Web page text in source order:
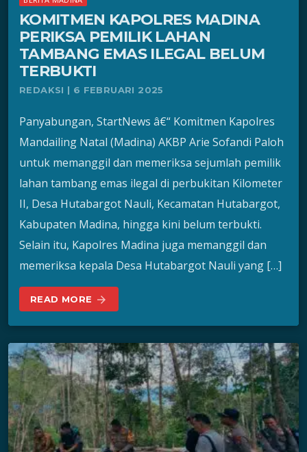
KOMITMEN KAPOLRES MADINA
PERIKSA PEMILIK LAHAN
TAMBANG EMAS ILEGAL BELUM
TERBUKTI
REDAKSI | 6 FEBRUARI 2025
Panyabungan, StartNews â€“ Komitmen Kapolres
Mandailing Natal (Madina) AKBP Arie Sofandi Paloh
untuk memanggil dan memeriksa sejumlah pemilik
lahan tambang emas ilegal di perbukitan Kilometer
II, Desa Hutabargot Nauli, Kecamatan Hutabargot,
Kabupaten Madina, hingga kini belum terbukti.
Selain itu, Kapolres Madina juga memanggil dan
memeriksa kepala Desa Hutabargot Nauli yang […]
READ MORE arrow_forward